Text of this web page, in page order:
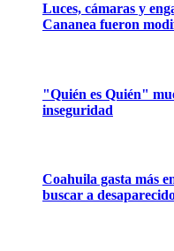
Luces, cámaras y
Cananea fueron
"Quién es Quién"
inseguridad
Coahuila gasta más
buscar a